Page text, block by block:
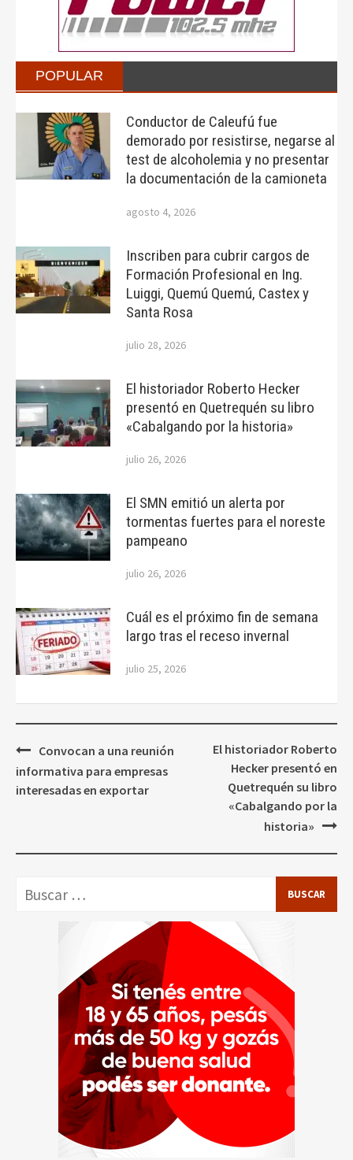
POPULAR
Conductor de Caleufú fue
demorado por resistirse, negarse al
test de alcoholemia y no presentar
la documentación de la camioneta
agosto 4, 2026
Inscriben para cubrir cargos de
Formación Profesional en Ing.
Luiggi, Quemú Quemú, Castex y
Santa Rosa
julio 28, 2026
El historiador Roberto Hecker
presentó en Quetrequén su libro
«Cabalgando por la historia»
julio 26, 2026
El SMN emitió un alerta por
tormentas fuertes para el noreste
pampeano
julio 26, 2026
Cuál es el próximo fin de semana
largo tras el receso invernal
julio 25, 2026
Navegación
de
entradas
Convocan a una reunión
informativa para empresas
interesadas en exportar
El historiador Roberto
Hecker presentó en
Quetrequén su libro
«Cabalgando por la
historia»
Buscar: